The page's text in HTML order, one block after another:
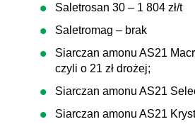
Saletrosan 30 – 1 804 zł/t
Saletromag – brak
Siarczan amonu AS21
czyli o 21 zł drożej;
Siarczan amonu AS21
Siarczan amonu AS21